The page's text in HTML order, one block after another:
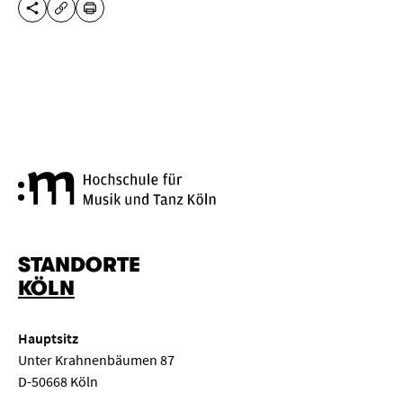
DIESE SEITE TEILEN
URL KOPIEREN
DRUCKEN
STANDORTE
KÖLN
Hauptsitz
Unter Krahnenbäumen 87
D-50668 Köln